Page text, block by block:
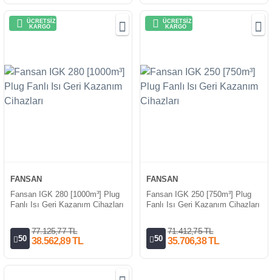
ÜCRETSİZ
KARGO
FANSAN
Fansan IGK 280 [1000m³] Plug
Fanlı Isı Geri Kazanım Cihazları
50
77.125,77 TL
38.562,89 TL
ÜCRETSİZ
KARGO
FANSAN
Fansan IGK 250 [750m³] Plug
Fanlı Isı Geri Kazanım Cihazları
50
71.412,75 TL
35.706,38 TL